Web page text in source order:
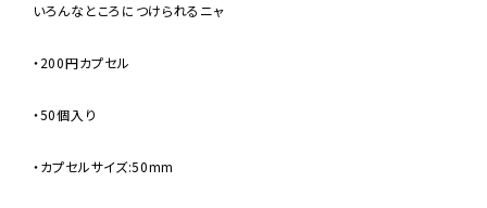
いろんなところにつけられるニャ
・200円カプセル
・50個入り
・カプセルサイズ:50mm